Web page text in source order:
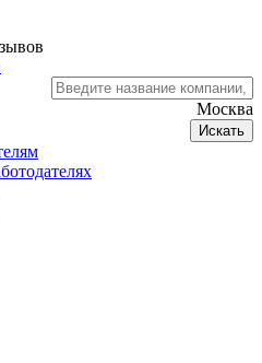
Москва
Искать